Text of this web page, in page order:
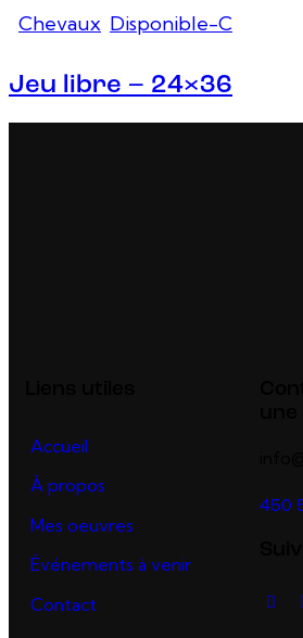
Chevaux Disponible-C
Jeu libre – 24×36
Accueil
À propos
Mes oeuvres
Événements à venir
Contact
450